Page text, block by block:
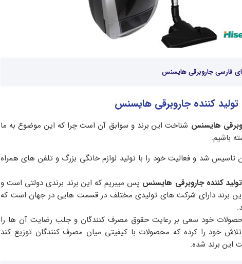
فارسی جاروبرقی هایسنس
کننده جاروبرقی هایسنس
هایسنس شناخت این برند و سوابق آن است چرا که این موضوع به ما
باشیم.
در چین تاسیس شد و فعالیت خود را با تولید لوازم خانگی بزرگ و تلفن های همراه
تولید کننده جاروبرقی هایسنس پس میبریم که این برند برندی دولتی است و
برند دارای شرکت های تولیدی مختلف در قسمت هایی در جهان است که
خود سعی بر رعایت حقوق مصرف کنندگان و جلب رضایت آن ها را
خود را کرده که محصولات با کیفیتی میان مصرف کنندگان توزیع کند
این برند شده.